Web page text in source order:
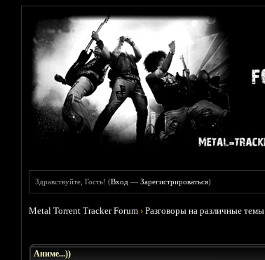
Здравствуйте, Гость! (Вход —Зарегистрироваться)
Metal Torrent Tracker Forum ›Разговоры на различные темы
Аниме...))